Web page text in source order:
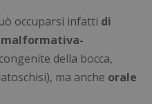
occuparsi infatti di
della bocca,
ma anche orale